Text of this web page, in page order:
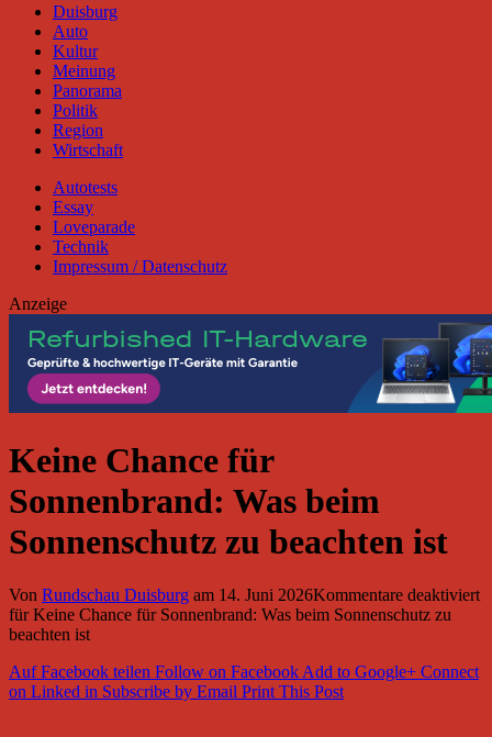
Duisburg
Auto
Kultur
Meinung
Panorama
Politik
Region
Wirtschaft
Autotests
Essay
Loveparade
Technik
Impressum / Datenschutz
Anzeige
Keine Chance für
Sonnenbrand: Was beim
Sonnenschutz zu beachten ist
Von Rundschau Duisburg am 14. Juni 2026Kommentare deaktiviert
für Keine Chance für Sonnenbrand: Was beim Sonnenschutz zu
beachten ist
Auf Facebook teilen Follow on FacebookAdd to Google+ Connect
on Linked in Subscribe by Email Print This Post